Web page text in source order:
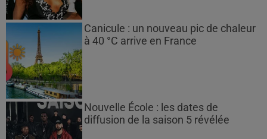
Canicule : un nouveau pic de chaleur
à 40 °C arrive en France
Nouvelle École : les dates de
diffusion de la saison 5 révélée